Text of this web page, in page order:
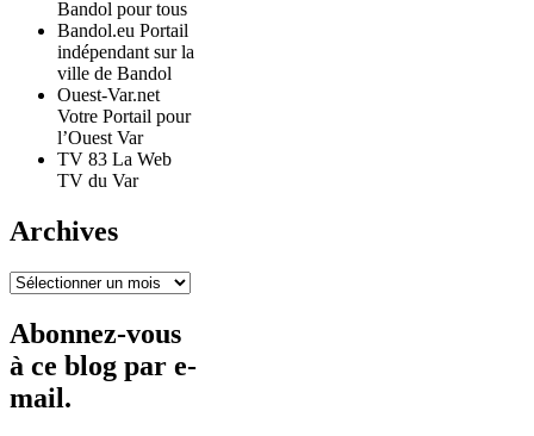
Bandol pour tous
Bandol.eu Portail
indépendant sur la
ville de Bandol
Ouest-Var.net
Votre Portail pour
l’Ouest Var
TV 83 La Web
TV du Var
Archives
Archives
Abonnez-vous
à ce blog par e-
mail.